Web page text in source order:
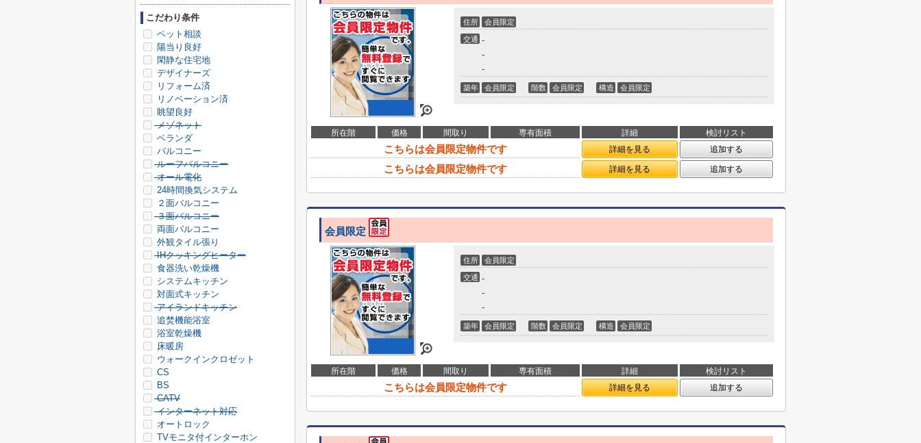
住所 会員限定
交通 -
-
-
築年 会員限定 階数 会員限定 構造 会員限定
所在階 価格 間取り 専有面積 詳細 検討リスト
こちらは会員限定物件です 詳細を見る 追加する
こちらは会員限定物件です 詳細を見る 追加する
会員限定
住所 会員限定
交通 -
-
-
築年 会員限定 階数 会員限定 構造 会員限定
所在階 価格 間取り 専有面積 詳細 検討リスト
こちらは会員限定物件です 詳細を見る 追加する
こだわり条件
ペット相談
陽当り良好
閑静な住宅地
デザイナーズ
リフォーム済
リノベーション済
眺望良好
メゾネット
ベランダ
バルコニー
ルーフバルコニー
オール電化
24時間換気システム
２面バルコニー
３面バルコニー
両面バルコニー
外観タイル張り
IHクッキングヒーター
食器洗い乾燥機
システムキッチン
対面式キッチン
アイランドキッチン
追焚機能浴室
浴室乾燥機
床暖房
ウォークインクロゼット
CS
BS
CATV
インターネット対応
オートロック
TVモニタ付インターホン